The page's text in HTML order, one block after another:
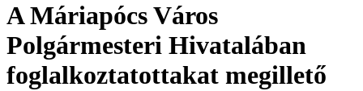
A Máriapócs Város
Polgármesteri Hivatalában
foglalkoztatottakat megillető